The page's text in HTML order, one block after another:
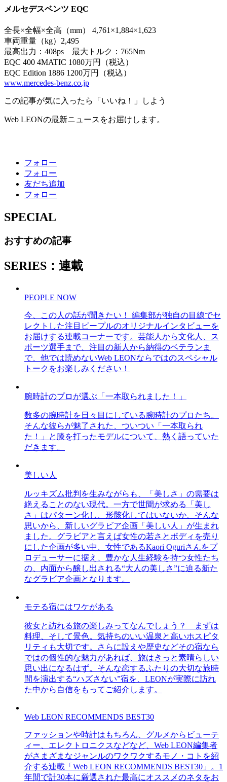
メルセデスベンツ EQC
全長×全幅×全高（mm） 4,761×1,884×1,623
車両重量（kg）2,495
最高出力：408ps 最大トルク：765Nm
EQC 400 4MATIC 1080万円（税込）
EQC Edition 1886 1200万円（税込）
www.mercedes-benz.co.jp
この記事が気に入ったら「いいね！」しよう
Web LEONの最新ニュースをお届けします。
フォロー
フォロー
友だち追加
フォロー
SPECIAL
おすすめの記事
SERIES：連載
PEOPLE NOW
今、この人の話が聞きたい！ 編集部が独自の目線でセ
レクトした注目ピープルのオリジナルインタビューを
お届けする連載コーナーです。芸能人から文化人、ス
ポーツ選手まで、注目の新人から納得のベテランま
で、他では読めないWeb LEONならではのスペシャル
トークをお楽しみください！
腕時計のプロが選ぶ「一本取られました！」
数多の腕時計を日々目にしている腕時計のプロたち。
そんな彼らが魅了された、ついつい「一本取られ
た！」と膝を打ったモデルについて、熱く語っていた
だきます。
美しい人
ルッキズム批判を生みながらも、「美しさ」の需要は
絶えることのない現代。一方で世間が求める「美し
さ」はパターン化し、形骸化してはいないか、そんな
思いから、新しいグラビア企画「美しい人」が生まれ
ました。グラビアと言えば女性の若さとボディを売り
にした企画が多い中、女性であるKaori Oguriさんをプ
ロデューサーに据え、豊かな人生経験を持つ女性たち
の、内面から醸し出される“大人の美しさ”に迫る新た
なグラビア企画となります。
モテる宿にはワケがある
彼女と訪れる旅の楽しみってなんでしょう？ まずは
料理、そして景色。気持ちのいい温泉と高いホスピタ
リティも大切です。さらに設えや歴史などその宿なら
ではの個性的な魅力があれば、旅はきっと素晴らしい
思い出になるはず。そんな恋するふたりの大切な旅時
間を演出する“ハズさない”宿を、LEONが実際に訪れ
た中から自信をもってご紹介します。
Web LEON RECOMMENDS BEST30
ファッションや時計はもちろん、グルメからビューテ
ィー、エレクトロニクスなどなど、Web LEON編集者
がさまざまなジャンルのワクワクするモノ・コトを紹
介する連載「Web LEON RECOMMENDS BEST30」。1
年間で計30本に厳選された最高にオススメのネタをお